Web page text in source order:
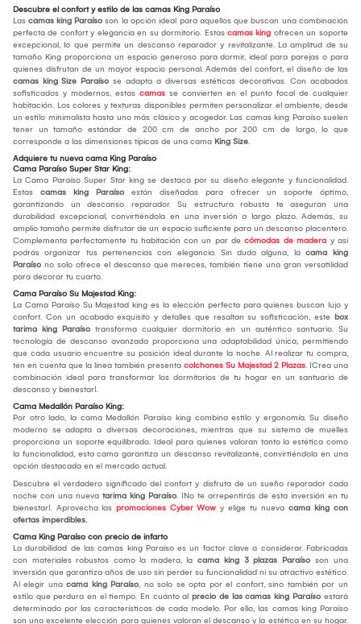
Descubre el confort y estilo de las camas King Paraíso
Las camas king Paraíso son la opción ideal para aquellos que buscan una combinación
perfecta de confort y elegancia en su dormitorio. Estas camas king ofrecen un soporte
excepcional, lo que permite un descanso reparador y revitalizante. La amplitud de su
tamaño King proporciona un espacio generoso para dormir, ideal para parejas o para
quienes disfrutan de un mayor espacio personal. Además del confort, el diseño de las
camas king Size Paraíso se adapta a diversas estéticas decorativas. Con acabados
sofisticados y modernos, estas camas se convierten en el punto focal de cualquier
habitación. Los colores y texturas disponibles permiten personalizar el ambiente, desde
un estilo minimalista hasta uno más clásico y acogedor. Las camas king Paraíso suelen
tener un tamaño estándar de 200 cm de ancho por 200 cm de largo, lo que
corresponde a las dimensiones típicas de una cama King Size.
Adquiere tu nueva cama King Paraíso
Cama Paraíso Super Star King:
La Cama Paraíso Super Star king se destaca por su diseño elegante y funcionalidad.
Estas camas king Paraíso están diseñadas para ofrecer un soporte óptimo,
garantizando un descanso reparador. Su estructura robusta te aseguran una
durabilidad excepcional, convirtiéndola en una inversión a largo plazo. Además, su
amplio tamaño permite disfrutar de un espacio suficiente para un descanso placentero.
Complementa perfectamente tu habitación con un par de cómodas de madera y así
podrás organizar tus pertenencias con elegancia. Sin duda alguna, la cama king
Paraíso no solo ofrece el descanso que mereces, también tiene una gran versatilidad
para decorar tu cuarto.
Cama Paraíso Su Majestad King:
La Cama Paraíso Su Majestad king es la elección perfecta para quienes buscan lujo y
confort. Con un acabado exquisito y detalles que resaltan su sofisticación, este box
tarima king Paraíso transforma cualquier dormitorio en un auténtico santuario. Su
tecnología de descanso avanzada proporciona una adaptabilidad única, permitiendo
que cada usuario encuentre su posición ideal durante la noche. Al realizar tu compra,
ten en cuenta que la línea también presenta colchones Su Majestad 2 Plazas. ¡Crea una
combinación ideal para transformar los dormitorios de tu hogar en un santuario de
descanso y bienestar!.
Cama Medallón Paraíso King:
Por otro lado, la cama Medallón Paraíso king combina estilo y ergonomía. Su diseño
moderno se adapta a diversas decoraciones, mientras que su sistema de muelles
proporciona un soporte equilibrado. Ideal para quienes valoran tanto la estética como
la funcionalidad, esta cama garantiza un descanso revitalizante, convirtiéndola en una
opción destacada en el mercado actual.
Descubre el verdadero significado del confort y disfruta de un sueño reparador cada
noche con una nueva tarima king Paraíso. ¡No te arrepentirás de esta inversión en tu
bienestar!. Aprovecha las promociones Cyber Wow y elige tu nueva cama king con
ofertas imperdibles.
Cama King Paraíso con precio de infarto
La durabilidad de las camas king Paraíso es un factor clave a considerar. Fabricadas
con materiales robustos como la madera, la cama king 3 plazas Paraíso son una
inversión que garantiza años de uso sin perder su funcionalidad ni su atractivo estético.
Al elegir una cama king Paraíso, no solo se opta por el confort, sino también por un
estilo que perdura en el tiempo. En cuánto al precio de las camas king Paraíso estará
determinado por las características de cada modelo. Por ello, las camas king Paraíso
son una excelente elección para quienes valoran el descanso y la estética en su hogar.